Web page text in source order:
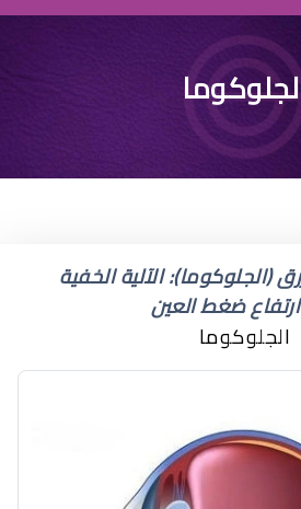
على العين
(الجلوكوما): الآلية الخفية
ضغط العين
الجلوكوما